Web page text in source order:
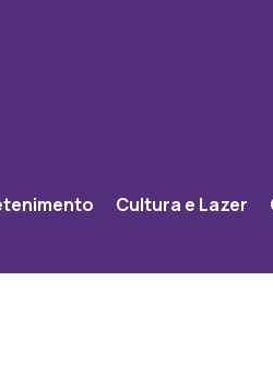
Cultura e Lazer